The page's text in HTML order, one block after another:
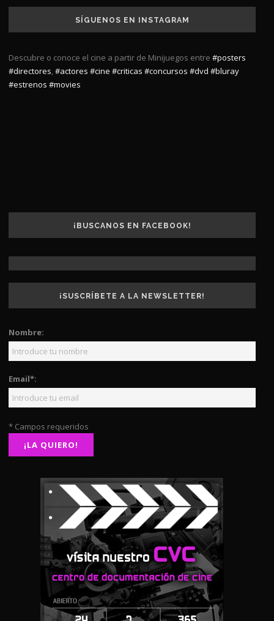
SÍGUENOS EN INSTAGRAM
Descubre o conoce el cine a partir de Minijuegos entre #posters
#directores,#actores #cine #criticas #concursos #dvd #bluray
#estrenos #movies
¡BUSCANOS EN FACEBOOK!
¡SUSCRÍBETE A LA NEWSLETTER!
Nombre:
Email*:
* Campos requeridos